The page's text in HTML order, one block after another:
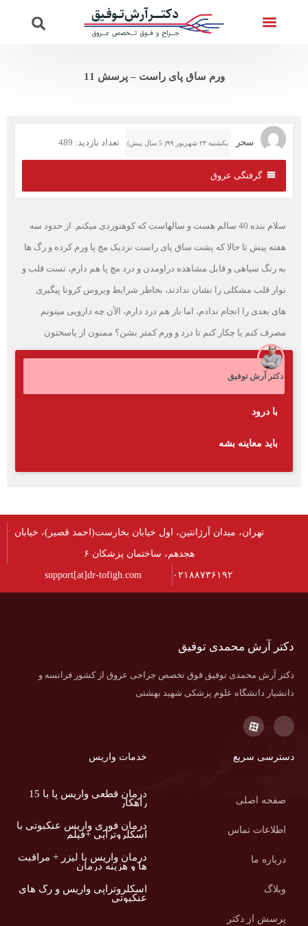
ورم ساق پای راست – پرسش 11
سحر یکشنبه ۲۳ شهریور ۹۹( 5 سال پیش) تعداد بازدید: 489
گرفتگی عروق
سلام بنده 40 سالم هست و سالهاست که کوهنوردی میکنم. از حدود سه
هفته پیش تا حالا که پشت ساق پای راست نزدیک مچ پا ورم کرده و رگ ها
به رنگ سیاهی و قابل مشاهده دراومدن و درد مچ پا هم دارم، تست قلب و
نوار قلب مشکلی را نشان ندادند، بخاطر شرایط ویروس کرونا پیگیری
های بعدی را انجام ندادم، اما باز هم درد دارم، الآن چه دارویی میتونم
مصرف کنم یا چکار کنم تا درد و ورم کمتر بشن؟ ممنون از پاسختون
دکتر آرش توفیق
با درود
بايد معاينه بشه
تهران، میدان آرژانتین، اول خیابان بخارست(احمد قصیر)، خیابان
هجدهم، ساختمان پزشکان ۶
۰۲۱۸۸۷۳۶۱۹۲ support[at]dr-tofigh.com
دکتر آرش محمدی توفیق
دکتر آرش محمدی توفیق فوق تخصص جراحی عروق از کشور فرانسه و
دانشیار دانشگاه علوم پزشکی شهید بهشتی
دسترسی سریع
صفحه اصلی
اطلاعات تماس
درباره ما
وبلاگ
پرسش از دکتر
خدمات واریس
درمان قطعی واریس پا با 15
راهکار
درمان فوری واریس عنکبوتی با
اسکلروتراپی +فیلم
درمان واریس با لیزر + مراقبت
ها و هزینه درمان
اسکلروتراپی واریس و رگ های
عنکبوتی